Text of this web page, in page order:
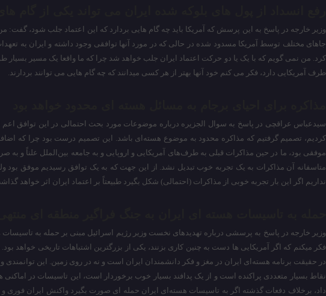
وزیر خارجه در پاسخ به این پرسش که آمریکا باید چه گام هایی بردارد که این اعتماد جلب شود، گفت:
جاهای مختلف توسط آمریکا مسدود شده در حالی که در مورد آنها توافقی وجود داشته و ایران به
کرد. من نمی گویم که با یک یا دو حرکت اعتماد ایران جلب خواهد شد چرا که ما واقعا یک مسیر بسیار
طرف آمریکایی دارد، فکر می کنم خود آنها بهتر از هر کسی میدانند که چه گام هایی می توانند بردارند.
کردیم، تصمیم گرفتیم که مذاکره محدود به موضوع هسته‌ای باشد. این تصمیم درست بود چرا که
موفقی بود، ما در حین مذاکرات قبلی به طرف‌های آمریکایی و اروپایی و به جامعه بین‌الملل علناً و
متاسفانه آن مذاکرات به یک تجربه خوب تبدیل نشد. از این جهت که به یک توافق رسیدیم موفق بود
نداریم اگر این بار تجربه خوبی از مذاکرات (احتمالی) شکل بگیرد طبیعتاً بر اعتماد ایران اثر
وزیر خارجه در پاسخ به پرسشی درباره تهدیدهای نخست وزیر رژیم اسرائیل مبنی بر حمله به
فکر میکنم که اگر آمریکایی ها دست به چنین کاری بزنند، یکی از بزرگترین اشتباهات تاریخی خواهد
در حقیقت برنامه هسته‌ای ایران در مغز و فکر دانشمندان ایران است و نه در روی زمین. این توانمندی
نقاط بسیار متعددی پراکنده است و از یک پدافند بسیار خوب برخوردار است، این تاسیسات در
داد، برخلاف دفعات گذشته اگر به تاسیسات هسته‌ای ایران حمله ای صورت بگیرد واکنش ایران فوری